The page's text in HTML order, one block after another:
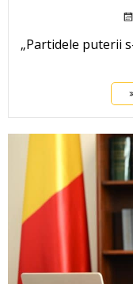
„Partidele puterii